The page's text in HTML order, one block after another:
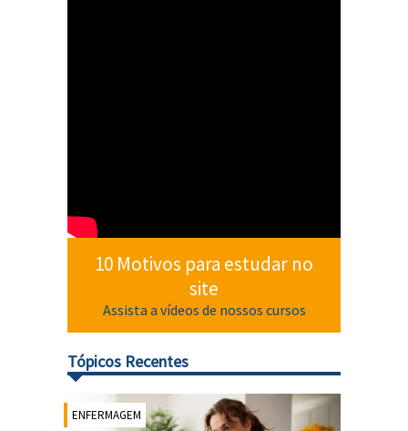
10 Motivos para estudar no
site
Assista a vídeos de nossos cursos
Tópicos Recentes
ENFERMAGEM